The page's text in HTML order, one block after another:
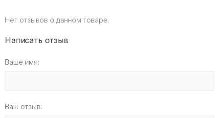
Нет отзывов о данном товаре.
Написать отзыв
Ваше имя:
Ваш отзыв: